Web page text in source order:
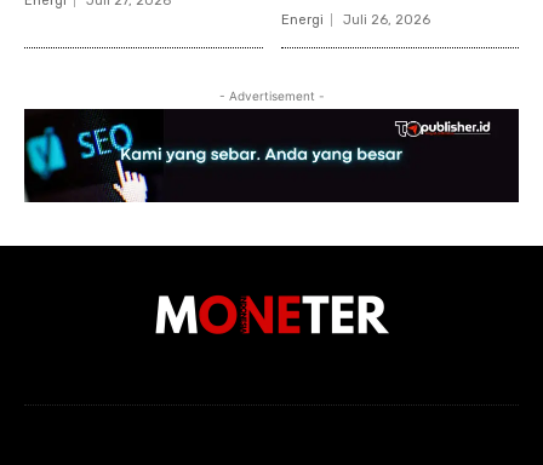
Energi Juli 26, 2026
- Advertisement -